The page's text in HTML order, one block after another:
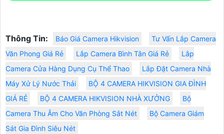
Thông Tin: Báo Giá Camera Hikvision
Tư Vấn Lắp Camera
Văn Phong Giá Rẻ
Lắp Camera Bình Tân Giá Rẻ
Lắp
Camera Cửa Hàng Dụng Cụ Thể Thao
Lắp Đặt Camera Nhà
Máy Xử Lý Nước Thải
BỘ 4 CAMERA HIKVISION GIA ĐÌNH
GIÁ RẺ
BỘ 4 CAMERA HIKVISION NHÀ XƯỞNG
Bộ
Camera Thu Âm Cho Văn Phòng Sắt Nét
Bộ Camera Giám
Sát Gia Đình Siêu Nét